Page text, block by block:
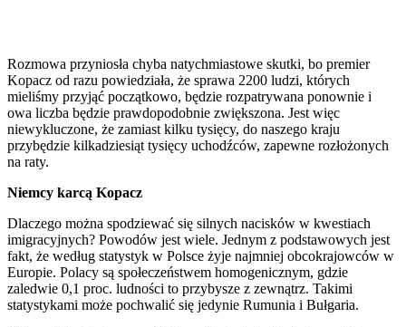
Rozmowa przyniosła chyba natychmiastowe skutki, bo premier
Kopacz od razu powiedziała, że sprawa 2200 ludzi, których
mieliśmy przyjąć początkowo, będzie rozpatrywana ponownie i
owa liczba będzie prawdopodobnie zwiększona. Jest więc
niewykluczone, że zamiast kilku tysięcy, do naszego kraju
przybędzie kilkadziesiąt tysięcy uchodźców, zapewne rozłożonych
na raty.
Niemcy karcą Kopacz
Dlaczego można spodziewać się silnych nacisków w kwestiach
imigracyjnych? Powodów jest wiele. Jednym z podstawowych jest
fakt, że według statystyk w Polsce żyje najmniej obcokrajowców w
Europie. Polacy są społeczeństwem homogenicznym, gdzie
zaledwie 0,1 proc. ludności to przybysze z zewnątrz. Takimi
statystykami może pochwalić się jedynie Rumunia i Bułgaria.